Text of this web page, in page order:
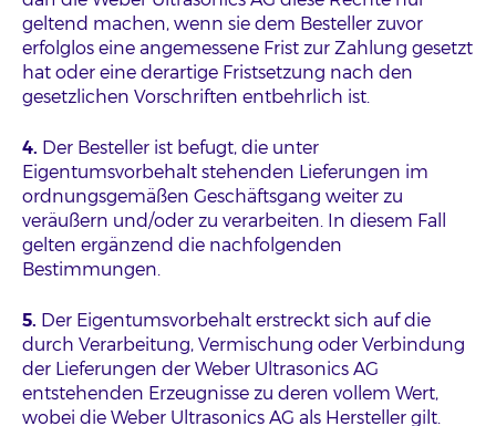
geltend machen, wenn sie dem Besteller zuvor
erfolglos eine angemessene Frist zur Zahlung gesetzt
hat oder eine derartige Fristsetzung nach den
gesetzlichen Vorschriften entbehrlich ist.
4. Der Besteller ist befugt, die unter
Eigentumsvorbehalt stehenden Lieferungen im
ordnungsgemäßen Geschäftsgang weiter zu
veräußern und/oder zu verarbeiten. In diesem Fall
gelten ergänzend die nachfolgenden
Bestimmungen.
5. Der Eigentumsvorbehalt erstreckt sich auf die
durch Verarbeitung, Vermischung oder Verbindung
der Lieferungen der Weber Ultrasonics AG
entstehenden Erzeugnisse zu deren vollem Wert,
wobei die Weber Ultrasonics AG als Hersteller gilt.